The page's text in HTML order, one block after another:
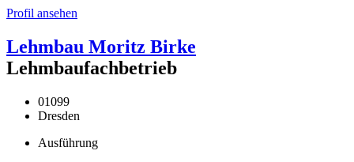
Profil ansehen
Lehmbau Moritz Birke
Lehmbaufachbetrieb
01099
Dresden
Ausführung